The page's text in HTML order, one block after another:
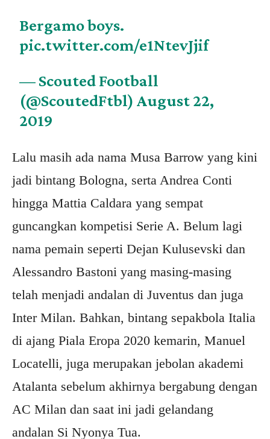
Bergamo boys.
pic.twitter.com/e1NtevJjif
— Scouted Football
(@ScoutedFtbl)August 22,
2019
Lalu masih ada nama Musa Barrow yang kini
jadi bintang Bologna, serta Andrea Conti
hingga Mattia Caldara yang sempat
guncangkan kompetisi Serie A. Belum lagi
nama pemain seperti Dejan Kulusevski dan
Alessandro Bastoni yang masing-masing
telah menjadi andalan di Juventus dan juga
Inter Milan. Bahkan, bintang sepakbola Italia
di ajang Piala Eropa 2020 kemarin, Manuel
Locatelli, juga merupakan jebolan akademi
Atalanta sebelum akhirnya bergabung dengan
AC Milan dan saat ini jadi gelandang
andalan Si Nyonya Tua.